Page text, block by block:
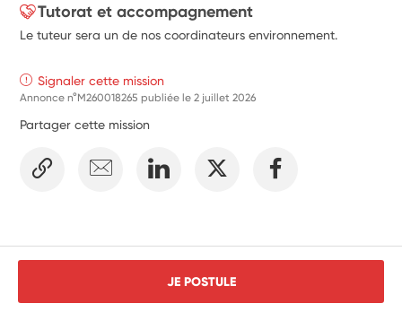
temps forts, Ainsi, la mission permettra d’amplifier la portée
des actions éducatives de l’écomusée, tout en laissant au
en lien avec sa sensibilité et ses idées, dans un cadre
encadré et bienveillant.
Tutorat et accompagnement
Le tuteur sera un de nos coordinateurs environnement.
Signaler cette mission
Annonce n°M260018265 publiée le2 juillet 2026
Partager cette mission
JE POSTULE